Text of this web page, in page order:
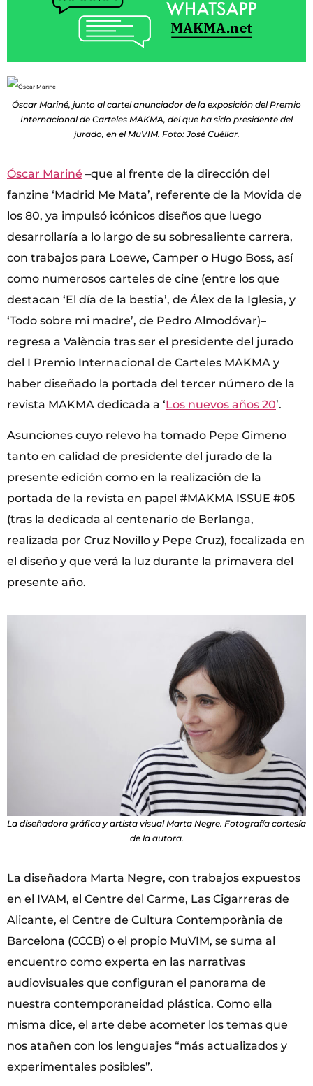
Óscar Mariné, junto al cartel anunciador de la exposición del Premio
Internacional de Carteles MAKMA, del que ha sido presidente del
jurado, en el MuVIM. Foto: José Cuéllar.
Óscar Mariné –que al frente de la dirección del
fanzine ‘Madrid Me Mata’, referente de la Movida de
los 80, ya impulsó icónicos diseños que luego
desarrollaría a lo largo de su sobresaliente carrera,
con trabajos para Loewe, Camper o Hugo Boss, así
como numerosos carteles de cine (entre los que
destacan ‘El día de la bestia’, de Álex de la Iglesia, y
‘Todo sobre mi madre’, de Pedro Almodóvar)–
regresa a València tras ser el presidente del jurado
del I Premio Internacional de Carteles MAKMA y
haber diseñado la portada del tercer número de la
revista MAKMA dedicada a ‘Los nuevos años 20’.
Asunciones cuyo relevo ha tomado Pepe Gimeno
tanto en calidad de presidente del jurado de la
presente edición como en la realización de la
portada de la revista en papel #MAKMA ISSUE #05
(tras la dedicada al centenario de Berlanga,
realizada por Cruz Novillo y Pepe Cruz), focalizada en
el diseño y que verá la luz durante la primavera del
presente año.
La diseñadora gráfica y artista visual Marta Negre. Fotografía cortesía
de la autora.
La diseñadora Marta Negre, con trabajos expuestos
en el IVAM, el Centre del Carme, Las Cigarreras de
Alicante, el Centre de Cultura Contemporània de
Barcelona (CCCB) o el propio MuVIM, se suma al
encuentro como experta en las narrativas
audiovisuales que configuran el panorama de
nuestra contemporaneidad plástica. Como ella
misma dice, el arte debe acometer los temas que
nos atañen con los lenguajes “más actualizados y
experimentales posibles”.